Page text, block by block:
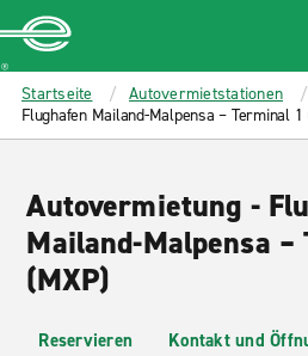
MAIN
CONTENT
Enterprise
Startseite Autovermietstationen
Flughafen Mailand-Malpensa – Terminal 1
Autovermietung -
Mailand-Malpensa –
(MXP)
Reservieren Kontakt und